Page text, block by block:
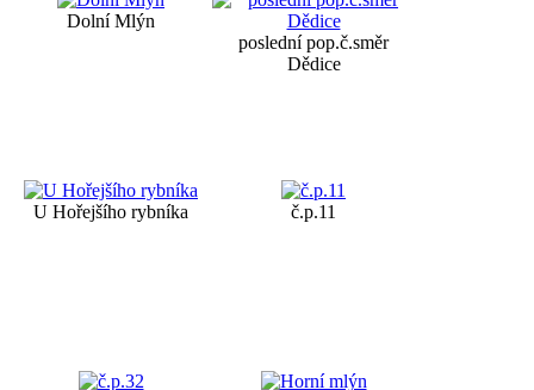
Dolní Mlýn
poslední pop.č.směr
Dědice
U Hořejšího rybníka č.p.11